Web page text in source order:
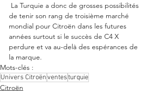
La Turquie a donc de grosses possibilités
de tenir son rang de troisième marché
mondial pour Citroën dans les futures
années surtout si le succès de C4 X
perdure et va au-delà des espérances de
la marque.
Mots-clés :
Univers Citroënventesturquie
Citroën